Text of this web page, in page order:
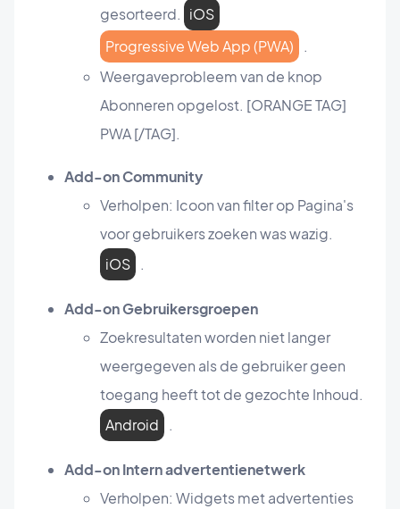
gesorteerd. iOS
Progressive Web App (PWA)
.
Weergaveprobleem van de knop
Abonneren opgelost. [ORANGE TAG]
PWA [/TAG].
Add-on Community
Verholpen: Icoon van filter op Pagina's
voor gebruikers zoeken was wazig.
iOS .
Add-on Gebruikersgroepen
Zoekresultaten worden niet langer
weergegeven als de gebruiker geen
toegang heeft tot de gezochte Inhoud.
Android
.
Add-on Intern advertentienetwerk
Verholpen: Widgets met advertenties